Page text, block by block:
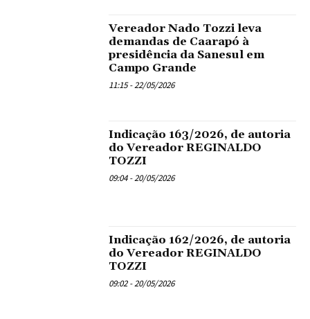
Vereador Nado Tozzi leva
demandas de Caarapó à
presidência da Sanesul em
Campo Grande
11:15 - 22/05/2026
Indicação 163/2026, de autoria
do Vereador REGINALDO
TOZZI
09:04 - 20/05/2026
Indicação 162/2026, de autoria
do Vereador REGINALDO
TOZZI
09:02 - 20/05/2026